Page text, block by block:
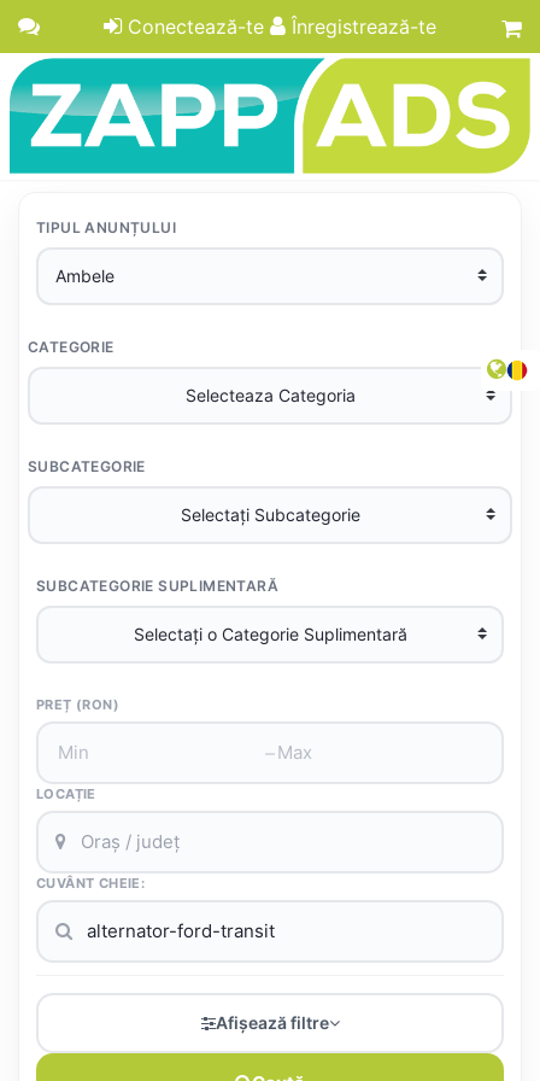
Conectează-te Înregistrează-te
TIPUL ANUNȚULUI
CATEGORIE
SUBCATEGORIE
SUBCATEGORIE SUPLIMENTARĂ
PREȚ (RON)
–
LOCAȚIE
CUVÂNT CHEIE:
Afișează filtre